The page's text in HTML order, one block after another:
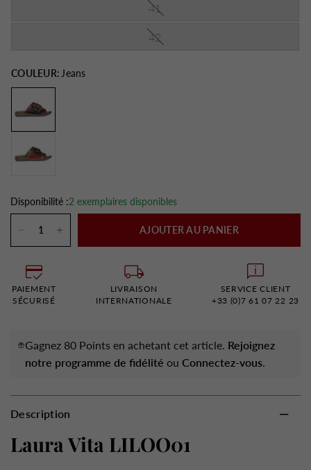
41
42
COULEUR: Jeans
Disponibilité :2 exemplaires disponibles
AJOUTER AU PANIER
PAIEMENT
SÉCURISÉ
LIVRAISON
INTERNATIONALE
SERVICE CLIENT
+33 (0)7 61 07 22 23
Gagnez 80 Points en achetant cet article. Rejoignez
notre programme de fidélité ouConnectez-vous.
Description
Laura Vita LILOO01